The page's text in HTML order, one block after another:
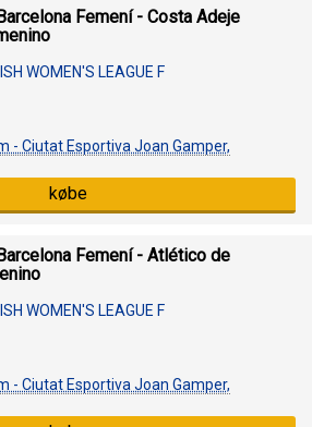
Femení - Costa Adeje
WOMEN'S LEAGUE F
- Ciutat Esportiva Joan Gamper,
købe
Femení - Atlético de
WOMEN'S LEAGUE F
- Ciutat Esportiva Joan Gamper,